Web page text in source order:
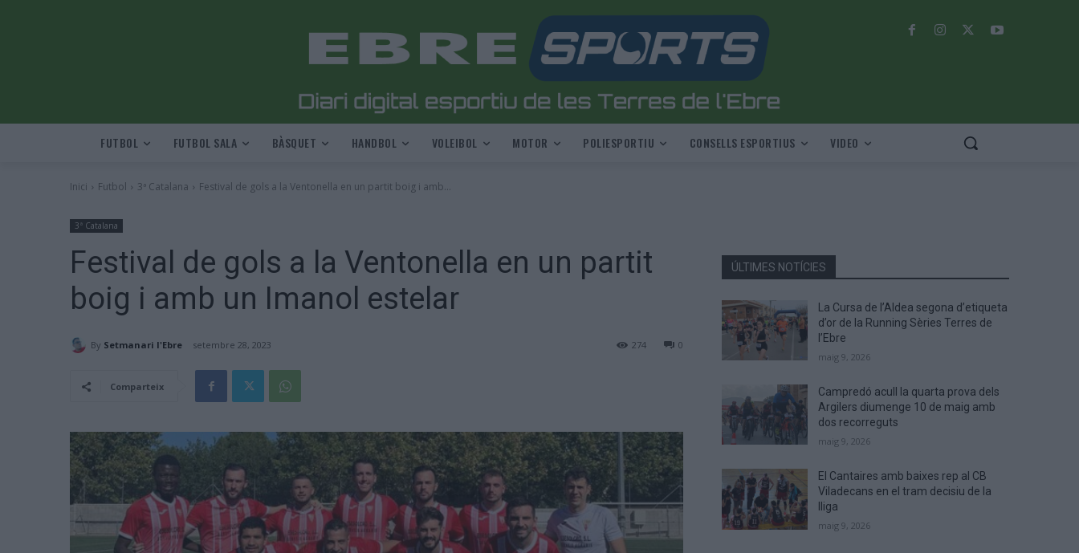
FUTBOL FUTBOL SALA BÀSQUET HANDBOL VOLEIBOL MOTOR POLIESPORTIU CONSELLS ESPORTIUS VIDEO
Inici Futbol 3ª Catalana Festival de gols a la Ventonella en un partit boig i amb...
3ª Catalana
Festival de gols a la Ventonella en un partit
boig i amb un Imanol estelar
By Setmanari l'Ebre setembre 28, 2023 0
274
Comparteix
ÚLTIMES NOTÍCIES
La Cursa de l’Aldea segona d’etiqueta
d’or de la Running Sèries Terres de
l’Ebre
maig 9, 2026
Campredó acull la quarta prova dels
Argilers diumenge 10 de maig amb
dos recorreguts
maig 9, 2026
El Cantaires amb baixes rep al CB
Viladecans en el tram decisiu de la
lliga
maig 9, 2026